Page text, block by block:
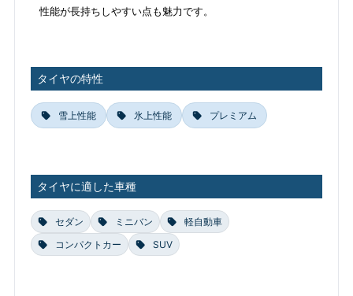
性能が長持ちしやすい点も魅力です。
タイヤの特性
雪上性能 氷上性能 プレミアム
タイヤに適した車種
セダン ミニバン
軽自動車
コンパクトカー
SUV